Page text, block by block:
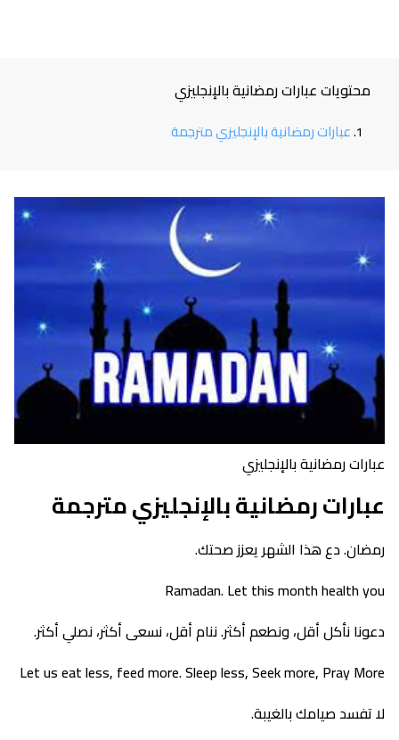
محتويات عبارات رمضانية بالإنجليزي
عبارات رمضانية بالإنجليزي مترجمة
عبارات رمضانية بالإنجليزي
عبارات رمضانية بالإنجليزي مترجمة
رمضان. دع هذا الشهر يعزز صحتك.
Ramadan. Let this month health you
دعونا نأكل أقل، ونطعم أكثر. ننام أقل، نسعى أكثر، نصلي أكثر.
Let us eat less, feed more. Sleep less, Seek more, Pray More
لا تفسد صيامك بالغيبة.